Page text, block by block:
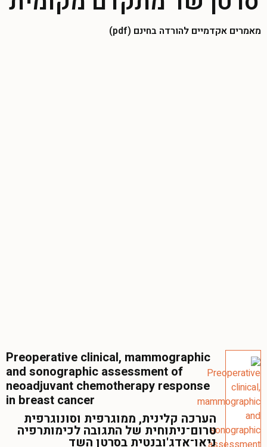
מאמרים אקדמיים להורדה בחינם (pdf)
Preoperative clinical, mammographic
and sonographic assessment of
neoadjuvant chemotherapy response
in breast cancer
הערכה קלינית, ממוגרפית וסונוגרפית
טרום־ניתוחית של התגובה לכימותרפיה
ניאו־אדג'ובנטית בסרטן השד